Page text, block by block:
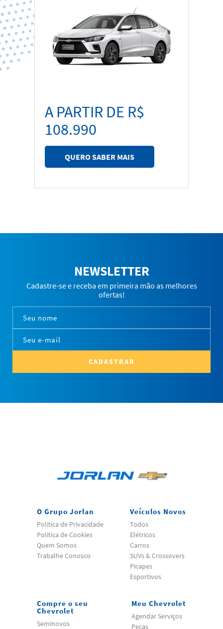
A PARTIR DE R$
108.990
QUERO SABER MAIS
NEWSLETTER
Cadastre-se e receba em primeira mão as melhores
ofertas!
CADASTRAR
O Grupo Jorlan
Politica de Privacidade
Politica de Cookies
Quem Somos
Trabalhe Conosco
Veículos Novos
Todos
Elétricos
Carros
SUVs & Crossovers
Picapes
Esportivos
Compre o seu
Chevrolet
Seminovos
Meu Chevrolet
Agendar Serviços
Peças